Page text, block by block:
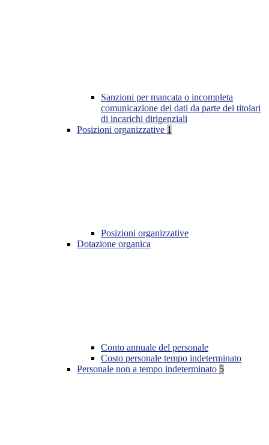
Sanzioni per mancata o incompleta
comunicazione dei dati da parte dei titolari
di incarichi dirigenziali
Posizioni organizzative 1
Posizioni organizzative
Dotazione organica
Conto annuale del personale
Costo personale tempo indeterminato
Personale non a tempo indeterminato 5